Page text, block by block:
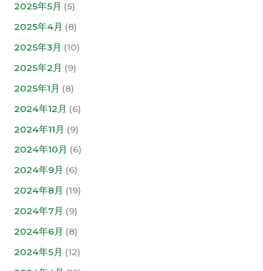
2025年5月 (5)
2025年4月 (8)
2025年3月 (10)
2025年2月 (9)
2025年1月 (8)
2024年12月 (6)
2024年11月 (9)
2024年10月 (6)
2024年9月 (6)
2024年8月 (19)
2024年7月 (9)
2024年6月 (8)
2024年5月 (12)